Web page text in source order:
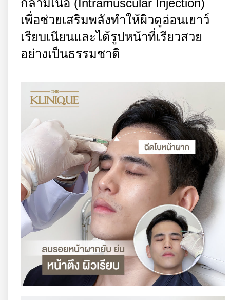
กล้ามเนื้อ (Intramuscular Injection)
เพื่อช่วยเสริมพลังทำให้ผิวดูอ่อนเยาว์
เรียบเนียนและได้รูปหน้าที่เรียวสวย
อย่างเป็นธรรมชาติ